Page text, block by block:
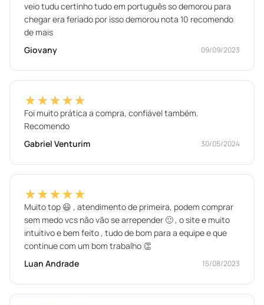
veio tudu certinho tudo em português so demorou para
chegar era feriado por isso demorou nota 10 recomendo
de mais
Giovany
09/09/2023
★★★★★
Foi muito prática a compra, confiável também.
Recomendo
Gabriel Venturim
30/05/2024
★★★★★
Muito top 😃 , atendimento de primeira, podem comprar
sem medo vcs não vão se arrepender 🙂 , o site e muito
intuitivo e bem feito , tudo de bom para a equipe e que
continue com um bom trabalho 👏
Luan Andrade
15/08/2023